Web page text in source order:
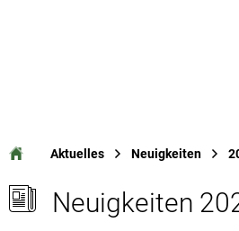
Aktuelles Neuigkeiten
Neuigkeiten